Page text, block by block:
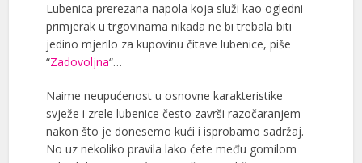
Lubenica prerezana napola koja služi kao ogledni
primjerak u trgovinama nikada ne bi trebala biti
jedino mjerilo za kupovinu čitave lubenice, piše
“Zadovoljna“…
Naime neupućenost u osnovne karakteristike
svježe i zrele lubenice često završi razočaranjem
nakon što je donesemo kući i isprobamo sadržaj.
No uz nekoliko pravila lako ćete među gomilom